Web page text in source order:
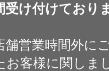
受け付けており
舗営業時間外に
お客様に関しま